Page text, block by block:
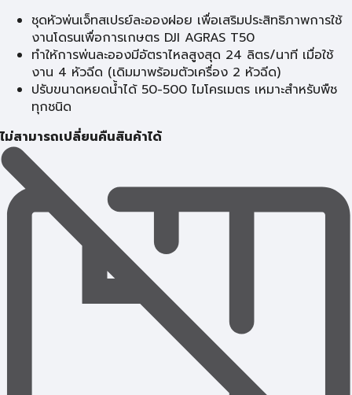
ชุดหัวพ่นเจ็ทสเปรย์ละอองฝอย เพื่อเสริมประสิทธิภาพการใช้
งานโดรนเพื่อการเกษตร DJI AGRAS T50
ทำให้การพ่นละอองมีอัตราไหลสูงสุด 24 ลิตร/นาที เมื่อใช้
งาน 4 หัวฉีด (เดิมมาพร้อมตัวเครื่อง 2 หัวฉีด)
ปรับขนาดหยดน้ำได้ 50-500 ไมโครเมตร เหมาะสำหรับพืช
ทุกชนิด
ไม่สามารถเปลี่ยนคืนสินค้าได้